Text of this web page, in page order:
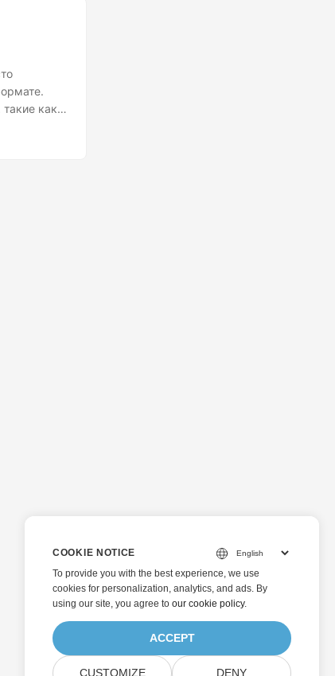
как
файлов с
COOKIE NOTICE
To provide you with the best experience, we use
cookies for personalization, analytics, and ads. By
using our site, you agree to our cookie policy.
ACCEPT
CUSTOMIZE DENY